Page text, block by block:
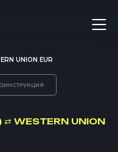
UNION EUR
⇄ WESTERN UNION